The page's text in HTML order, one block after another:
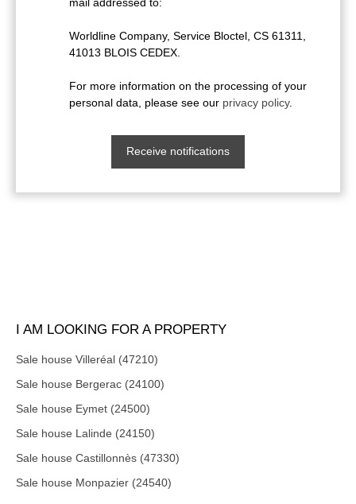
Worldline Company, Service Bloctel, CS 61311,
41013 BLOIS CEDEX.
For more information on the processing of your
personal data, please see our privacy policy.
Receive notifications
I AM LOOKING FOR A PROPERTY
Sale house Villeréal (47210)
Sale house Bergerac (24100)
Sale house Eymet (24500)
Sale house Lalinde (24150)
Sale house Castillonnès (47330)
Sale house Monpazier (24540)